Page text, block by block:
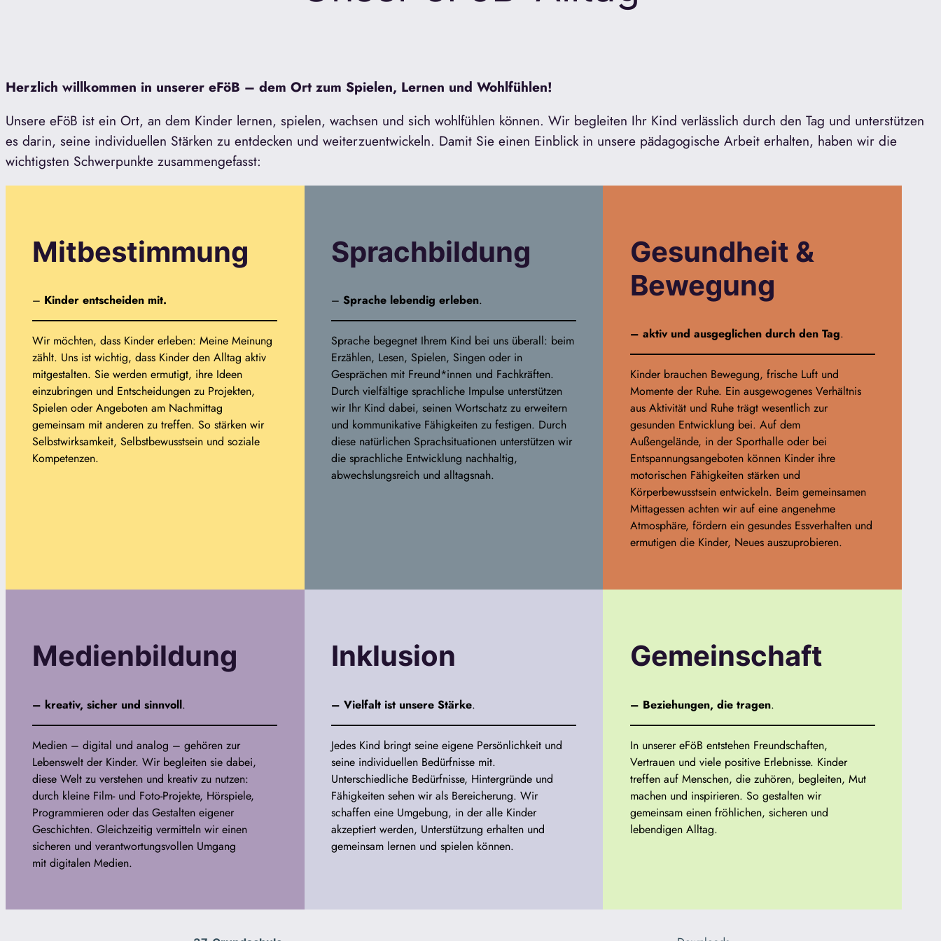
Herzlich willkommen in unserer eFöB – dem Ort zum Spielen, Lernen und Wohlfühlen!
Unsere eFöB ist ein Ort, an dem Kinder lernen, spielen, wachsen und sich wohlfühlen können. Wir begleiten Ihr Kind verlässlich durch den Tag und unterstützen
es darin, seine individuellen Stärken zu entdecken und weiterzuentwickeln. Damit Sie einen Einblick in unsere pädagogische Arbeit erhalten, haben wir die
wichtigsten Schwerpunkte zusammengefasst:
Mitbestimmung
– Kinder entscheiden mit.
Wir möchten, dass Kinder erleben: Meine Meinung
zählt. Uns ist wichtig, dass Kinder den Alltag aktiv
mitgestalten. Sie werden ermutigt, ihre Ideen
einzubringen und Entscheidungen zu Projekten,
Spielen oder Angeboten am Nachmittag
gemeinsam mit anderen zu treffen. So stärken wir
Selbstwirksamkeit, Selbstbewusstsein und soziale
Kompetenzen.
Sprachbildung
–Sprache lebendig erleben.
Sprache begegnet Ihrem Kind bei uns überall: beim
Erzählen, Lesen, Spielen, Singen oder in
Gesprächen mit Freund*innen und Fachkräften.
Durch vielfältige sprachliche Impulse unterstützen
wir Ihr Kind dabei, seinen Wortschatz zu erweitern
und kommunikative Fähigkeiten zu festigen. Durch
diese natürlichen Sprachsituationen unterstützen wir
die sprachliche Entwicklung nachhaltig,
abwechslungsreich und alltagsnah.
Gesundheit &
Bewegung
– aktiv und ausgeglichen durch den Tag.
Kinder brauchen Bewegung, frische Luft und
Momente der Ruhe. Ein ausgewogenes Verhältnis
aus Aktivität und Ruhe trägt wesentlich zur
gesunden Entwicklung bei. Auf dem
Außengelände, in der Sporthalle oder bei
Entspannungsangeboten können Kinder ihre
motorischen Fähigkeiten stärken und
Körperbewusstsein entwickeln. Beim gemeinsamen
Mittagessen achten wir auf eine angenehme
Atmosphäre, fördern ein gesundes Essverhalten und
ermutigen die Kinder, Neues auszuprobieren.
Medienbildung
– kreativ, sicher und sinnvoll.
Medien – digital und analog – gehören zur
Lebenswelt der Kinder. Wir begleiten sie dabei,
diese Welt zu verstehen und kreativ zu nutzen:
durch kleine Film- und Foto-Projekte, Hörspiele,
Programmieren oder das Gestalten eigener
Geschichten. Gleichzeitig vermitteln wir einen
sicheren und verantwortungsvollen Umgang
mit digitalen Medien.
Inklusion
– Vielfalt ist unsere Stärke.
Jedes Kind bringt seine eigene Persönlichkeit und
seine individuellen Bedürfnisse mit.
Unterschiedliche Bedürfnisse, Hintergründe und
Fähigkeiten sehen wir als Bereicherung. Wir
schaffen eine Umgebung, in der alle Kinder
akzeptiert werden, Unterstützung erhalten und
gemeinsam lernen und spielen können.
Gemeinschaft
– Beziehungen, die tragen.
In unserer eFöB entstehen Freundschaften,
Vertrauen und viele positive Erlebnisse. Kinder
treffen auf Menschen, die zuhören, begleiten, Mut
machen und inspirieren. So gestalten wir
gemeinsam einen fröhlichen, sicheren und
lebendigen Alltag.